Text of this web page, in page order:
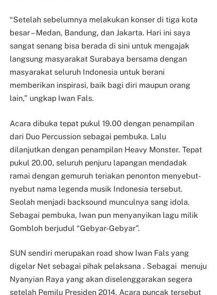
“Setelah sebelumnya melakukan konser di tiga kota
besar – Medan, Bandung, dan Jakarta. Hari ini saya
sangat senang bisa berada di sini untuk mengajak
langsung masyarakat Surabaya bersama dengan
masyarakat seluruh Indonesia untuk berani
memberikan inspirasi, baik bagi diri maupun orang
lain,” ungkap Iwan Fals.
Acara dibuka tepat pukul 19.00 dengan penampilan
dari Duo Percussion sebagai pembuka. Lalu
dilanjutkan dengan penampilan Heavy Monster. Tepat
pukul 20.00, seluruh penjuru lapangan mendadak
ramai dengan gemuruh teriakan penonton menyebut-
nyebut nama legenda musik Indonesia tersebut.
Seolah menjadi backsound munculnya sang idola.
Sebagai pembuka, Iwan pun menyanyikan lagu milik
Gombloh berjudul “Gebyar-Gebyar”.
SUN sendiri merupakan road show Iwan Fals yang
digelar Net sebagai pihak pelaksana . Sebagai menuju
Nyanyian Raya yang akan diselenggarakan segera
setelah Pemilu Presiden 2014. Acara puncak tersebut